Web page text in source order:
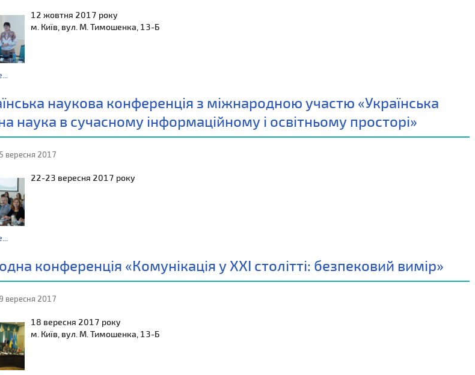
12 жовтня 2017 року
м. Київ, вул. М. Тимошенка, 13-Б
наукова конференція з міжнародною участю «Українська
наука в сучасному інформаційному і освітньому просторі»
вересня 2017
22-23 вересня 2017 року
конференція «Комунікація у ХХІ столітті: безпековий вимір»
вересня 2017
18 вересня 2017 року
м. Київ, вул. М. Тимошенка, 13-Б